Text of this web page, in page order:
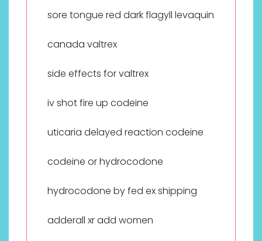
sore tongue red dark flagyll levaquin
canada valtrex
side effects for valtrex
iv shot fire up codeine
uticaria delayed reaction codeine
codeine or hydrocodone
hydrocodone by fed ex shipping
adderall xr add women